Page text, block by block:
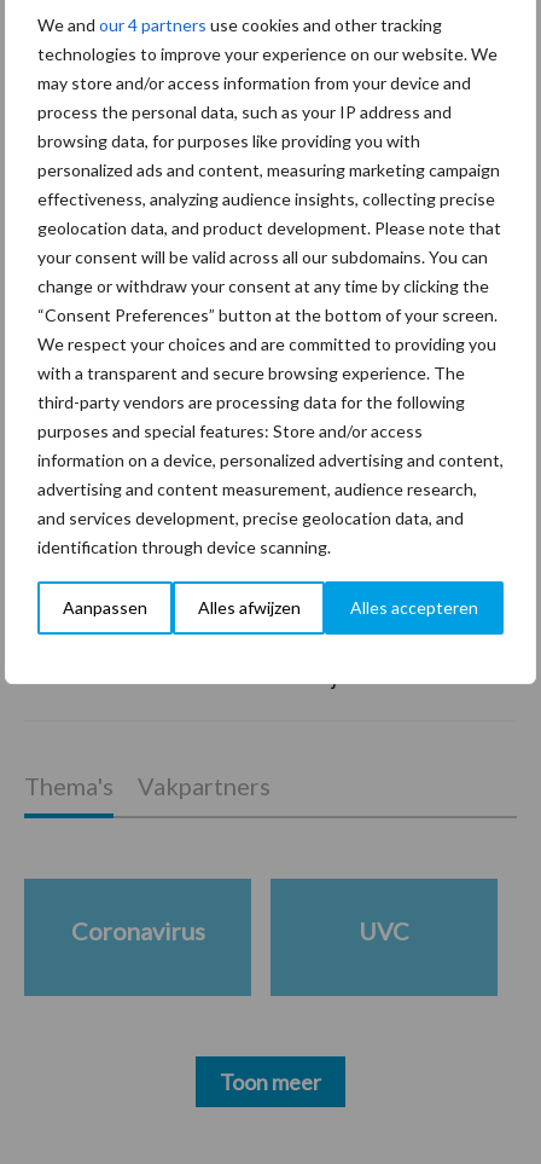
We and our 4 partners use cookies and other tracking
technologies to improve your experience on our website. We
may store and/or access information from your device and
process the personal data, such as your IP address and
browsing data, for purposes like providing you with
personalized ads and content, measuring marketing campaign
effectiveness, analyzing audience insights, collecting precise
geolocation data, and product development. Please note that
your consent will be valid across all our subdomains. You can
change or withdraw your consent at any time by clicking the
“Consent Preferences” button at the bottom of your screen.
We respect your choices and are committed to providing you
with a transparent and secure browsing experience. The
third-party vendors are processing data for the following
purposes and special features: Store and/or access
information on a device, personalized advertising and content,
advertising and content measurement, audience research,
and services development, precise geolocation data, and
identification through device scanning.
Aanpassen Alles afwijzen Alles accepteren
Je leesthiermeer actueel nieuws van Clean Totaal.
Bron en beeld:SIEV
Aanbevolen voor jou! Lees meer
nieuws
Van onze partner The Legal
Bescherming van
persoonsgegevens: grip op
de risico’s
Hervorming flexibele
arbeidscontracten kent
mitsen en maren
Freddy van de Ridder
Cleaners: “Glazenwassen
Thema's Vakpartners
Coronavirus UVC
Toon meer